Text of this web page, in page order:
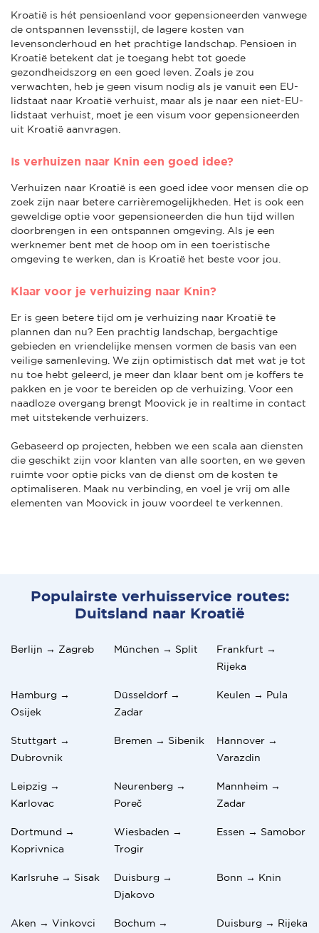
Kroatië is hét pensioenland voor gepensioneerden vanwege
de ontspannen levensstijl, de lagere kosten van
levensonderhoud en het prachtige landschap. Pensioen in
Kroatië betekent dat je toegang hebt tot goede
gezondheidszorg en een goed leven. Zoals je zou
verwachten, heb je geen visum nodig als je vanuit een EU-
lidstaat naar Kroatië verhuist, maar als je naar een niet-EU-
lidstaat verhuist, moet je een visum voor gepensioneerden
uit Kroatië aanvragen.
Is verhuizen naar Knin een goed idee?
Verhuizen naar Kroatië is een goed idee voor mensen die op
zoek zijn naar betere carrièremogelijkheden. Het is ook een
geweldige optie voor gepensioneerden die hun tijd willen
doorbrengen in een ontspannen omgeving. Als je een
werknemer bent met de hoop om in een toeristische
omgeving te werken, dan is Kroatië het beste voor jou.
Klaar voor je verhuizing naar Knin?
Er is geen betere tijd om je verhuizing naar Kroatië te
plannen dan nu? Een prachtig landschap, bergachtige
gebieden en vriendelijke mensen vormen de basis van een
veilige samenleving. We zijn optimistisch dat met wat je tot
nu toe hebt geleerd, je meer dan klaar bent om je koffers te
pakken en je voor te bereiden op de verhuizing. Voor een
naadloze overgang brengt Moovick je in realtime in contact
met uitstekende verhuizers.
Gebaseerd op projecten, hebben we een scala aan diensten
die geschikt zijn voor klanten van alle soorten, en we geven
ruimte voor optie picks van de dienst om de kosten te
optimaliseren. Maak nu verbinding, en voel je vrij om alle
elementen van Moovick in jouw voordeel te verkennen.
Populairste verhuisservice routes:
Duitsland naar Kroatië
Berlijn → Zagreb München → Split
Frankfurt →
Rijeka
Hamburg →
Osijek
Düsseldorf →
Zadar
Keulen → Pula
Stuttgart →
Dubrovnik
Bremen → Sibenik
Hannover →
Varazdin
Leipzig →
Karlovac
Neurenberg →
Poreč
Mannheim →
Zadar
Dortmund →
Koprivnica
Wiesbaden →
Trogir
Essen → Samobor
Karlsruhe → Sisak
Duisburg →
Djakovo
Bonn → Knin
Aken → Vinkovci
Bochum →
Duisburg → Rijeka